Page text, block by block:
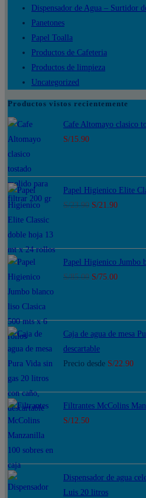
Dispensador de Agua – Surtidor
Panetones
Papel Toalla
Productos de Cafeteria
Productos de limpieza
Uncategorized
Productos vistos recientemente
Cafe Altomayo clasico
S/15.90
Papel Higienico Elite
S/23.90 El
era:
S/23.90.
S/21.90El
es:
S/21.90.
Papel Higienico Jumbo
S/85.00 El
era:
S/85.00.
S/75.00El
es:
S/75.00.
Caja de agua de mesa
descartable
Precio desde S/22.90
Filtrantes McColins
S/12.50
Dispensador de agua
Luis 20 litros